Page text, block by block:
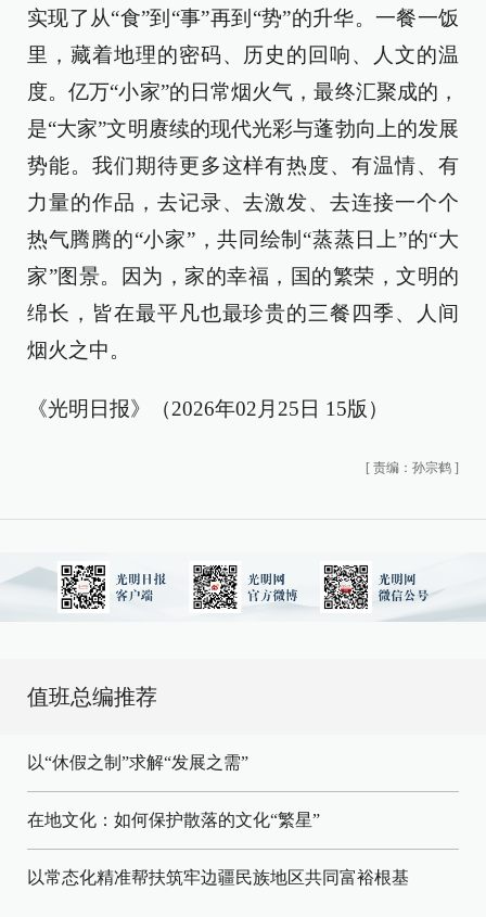
实现了从“食”到“事”再到“势”的升华。一餐一饭
里，藏着地理的密码、历史的回响、人文的温
度。亿万“小家”的日常烟火气，最终汇聚成的，
是“大家”文明赓续的现代光彩与蓬勃向上的发展
势能。我们期待更多这样有热度、有温情、有
力量的作品，去记录、去激发、去连接一个个
热气腾腾的“小家”，共同绘制“蒸蒸日上”的“大
家”图景。因为，家的幸福，国的繁荣，文明的
绵长，皆在最平凡也最珍贵的三餐四季、人间
烟火之中。
《光明日报》（2026年02月25日 15版）
[ 责编：孙宗鹤 ]
值班总编推荐
以“休假之制”求解“发展之需”
在地文化：如何保护散落的文化“繁星”
以常态化精准帮扶筑牢边疆民族地区共同富裕根基